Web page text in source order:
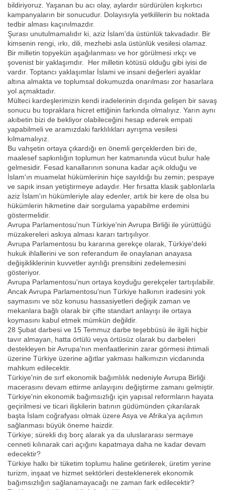
bildiriyoruz. Yaşanan bu acı olay, aylardır sürdürülen kışkırtıcı
kampanyaların bir sonucudur. Dolayısıyla yetkililerin bu noktada
tedbir alması kaçınılmazdır.
Şurası unutulmamalıdır ki, aziz İslam'da üstünlük takvadadır. Bir
kimsenin rengi, ırkı, dili, mezhebi asla üstünlük vesilesi olamaz.
Bir milletin topyekün aşağılanması ve hor görülmesi ırkçı ve
şovenist bir yaklaşımdır. Her milletin kötüsü olduğu gibi iyisi de
vardır. Toptancı yaklaşımlar İslami ve insani değerleri ayaklar
altına almakta ve toplumsal dokumuzda onarılması zor hasarlara
yol açmaktadır.
Mülteci kardeşlerimizin kendi iradelerinin dışında gelişen bir savaş
sonucu bu topraklara hicret ettiğinin farkında olmalıyız. Yarın aynı
akıbetin bizi de bekliyor olabileceğini hesap ederek empati
yapabilmeli ve aramızdaki farklılıkları ayrışma vesilesi
kılmamalıyız.
Bu vahşetin ortaya çıkardığı en önemli gerçeklerden biri de,
maalesef sapkınlığın toplumun her katmanında vücut bulur hale
gelmesidir. Fesad kanallarının sonuna kadar açık olduğu ve
İslam'ın muamelat hükümlerinin hiçe sayıldığı bu zemin; pespaye
ve sapık insan yetiştirmeye adaydır. Her fırsatta klasik şablonlarla
aziz İslam'ın hükümleriyle alay edenler, artık bir kere de olsa bu
hükümlerin hikmetine dair sorgulama yapabilme erdemini
göstermelidir.
Avrupa Parlamentosu'nun Türkiye'nin Avrupa Birliği ile yürüttüğü
müzakereleri askıya alması kararı tartışılıyor.
Avrupa Parlamentosu bu kararına gerekçe olarak, Türkiye'deki
hukuk ihlallerini ve son referandum ile onaylanan anayasa
değişikliklerinin kuvvetler ayrılığı prensibini zedelemesini
gösteriyor.
Avrupa Parlamentosu'nun ortaya koyduğu gerekçeler tartışılabilir.
Ancak Avrupa Parlamentosu'nun Türkiye halkının iradesini yok
saymasını ve söz konusu hassasiyetleri değişik zaman ve
mekanlara bağlı olarak bir çifte standart anlayışı ile ortaya
koymasını kabul etmek mümkün değildir.
28 Şubat darbesi ve 15 Temmuz darbe teşebbüsü ile ilgili hiçbir
tavır almayan, hatta örtülü veya örtüsüz olarak bu darbeleri
destekleyen bir Avrupa'nın menfaatlerinin zarar görmesi ihtimali
üzerine Türkiye üzerine ağıtlar yakması halkımızın vicdanında
mahkum edilecektir.
Türkiye'nin de sırf ekonomik bağımlılık nedeniyle Avrupa Birliği
macerasını devam ettirme anlayışını değiştirme zamanı gelmiştir.
Türkiye'nin ekonomik bağımsızlığı için yapısal reformların hayata
geçirilmesi ve ticari ilişkilerin batının güdümünden çıkarılarak
başta İslam coğrafyası olmak üzere Asya ve Afrika'ya açılımın
sağlanması büyük öneme haizdir.
Türkiye; sürekli dış borç alarak ya da uluslararası sermaye
cenneti kılınarak cari açığını kapatmaya daha ne kadar devam
edecektir?
Türkiye halkı bir tüketim toplumu haline getirilerek, üretim yerine
turizm, inşaat ve hizmet sektörleri desteklenerek ekonomik
bağımsızlığın sağlanamayacağı ne zaman fark edilecektir?